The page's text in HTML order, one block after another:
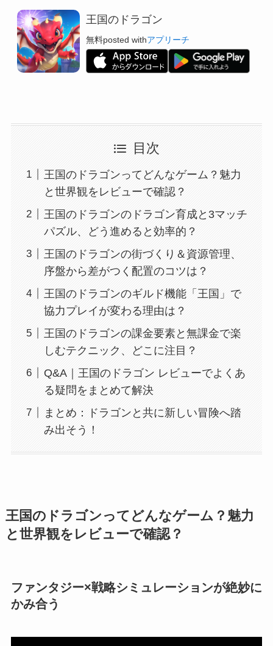
王国のドラゴン
無料posted withアプリーチ
目次
王国のドラゴンってどんなゲーム？魅力
と世界観をレビューで確認？
王国のドラゴンのドラゴン育成と3マッチ
パズル、どう進めると効率的？
王国のドラゴンの街づくり＆資源管理、
序盤から差がつく配置のコツは？
王国のドラゴンのギルド機能「王国」で
協力プレイが変わる理由は？
王国のドラゴンの課金要素と無課金で楽
しむテクニック、どこに注目？
Q&A｜王国のドラゴン レビューでよくあ
る疑問をまとめて解決
まとめ：ドラゴンと共に新しい冒険へ踏
み出そう！
王国のドラゴンってどんなゲーム？魅力
と世界観をレビューで確認？
ファンタジー×戦略シミュレーションが絶妙に
かみ合う